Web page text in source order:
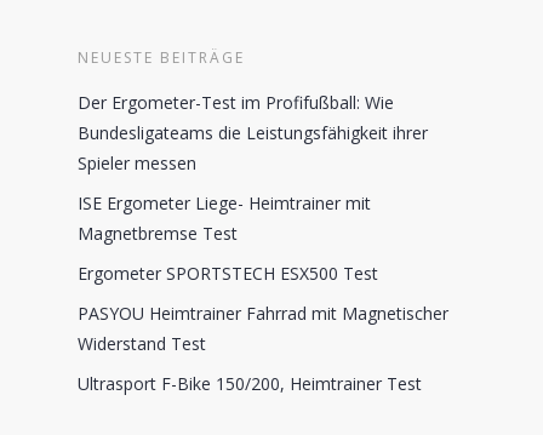
NEUESTE BEITRÄGE
Der Ergometer-Test im Profifußball: Wie
Bundesligateams die Leistungsfähigkeit ihrer
Spieler messen
ISE Ergometer Liege- Heimtrainer mit
Magnetbremse Test
Ergometer SPORTSTECH ESX500 Test
PASYOU Heimtrainer Fahrrad mit Magnetischer
Widerstand Test
Ultrasport F-Bike 150/200, Heimtrainer Test